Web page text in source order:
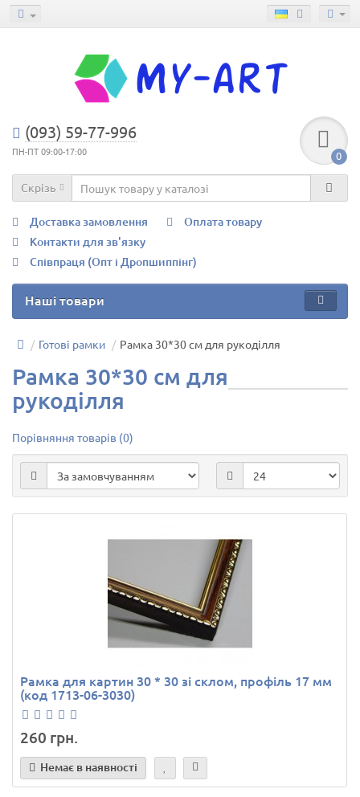
(093) 59-77-996
ПН-ПТ 09:00-17:00 0
Скрізь
Доставка замовлення
Оплата товару
Контакти для зв'язку
Співпраця (Опт і Дропшиппінг)
Наші товари
Готові рамки Рамка 30*30 см для рукоділля
Рамка 30*30 см для
рукоділля
Порівняння товарів (0)
Рамка для картин 30 * 30 зі склом, профіль 17 мм
(код 1713-06-3030)
260 грн.
Немає в наявності